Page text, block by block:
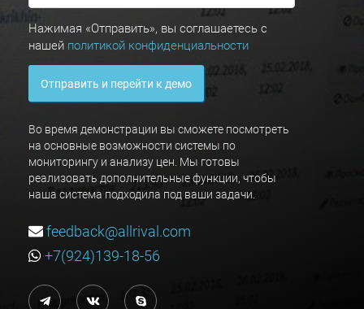
Нажимая «Отправить», вы соглашаетесь с
нашей политикой конфиденциальности
Отправить и перейти к демо
Во время демонстрации вы сможете посмотреть
на основные возможности системы по
мониторингу и анализу цен. Мы готовы
реализовать дополнительные функции, чтобы
наша система подходила под ваши задачи.
feedback@allrival.com
+7(924)139-18-56